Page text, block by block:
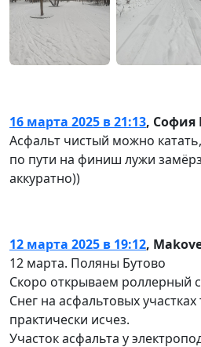
16 марта 2025 в 21:13, София
Асфальт чистый можно
по пути на финиш лужи
аккуратно))
12 марта 2025 в 19:12,
12 марта. Поляны Бутово
Скоро открываем роллерный
Снег на асфальтовых участках
практически исчез.
Участок асфальта у